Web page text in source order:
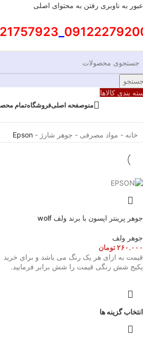
عبور به ناوبری رفتن به محتوای اصلی
بندی کالاها
منوصفحه اصلیفروشگاهتمام
خانه - مواد مصرفی - جوهر شارژ -
Epson
جوهر پرینتر اپسون با برند ولف wolf
جوهر ولف
۲۶۰.۰۰۰تومان
قیمت به ازای هر یک رنگ می باشد و برای خرید
پکیج شش رنگی قیمت را شش برابر فرمایید.
انتخاب گزینه ها